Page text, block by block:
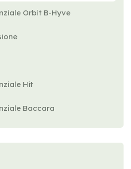
Orbit B-Hyve
Hit
Baccara